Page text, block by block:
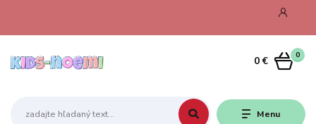
Menu
0
0 €